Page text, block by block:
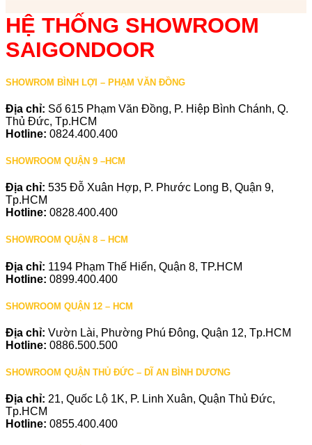
HỆ THỐNG SHOWROOM
SAIGONDOOR
SHOWROM BÌNH LỢI – PHẠM VĂN ĐỒNG
Địa chỉ: Số 615 Phạm Văn Đồng, P. Hiệp Bình Chánh, Q.
Thủ Đức, Tp.HCM
Hotline: 0824.400.400
SHOWROOM QUẬN 9 –HCM
Địa chỉ: 535 Đỗ Xuân Hợp, P. Phước Long B, Quận 9,
Tp.HCM
Hotline: 0828.400.400
SHOWROOM QUẬN 8 – HCM
Địa chỉ: 1194 Phạm Thế Hiển, Quận 8, TP.HCM
Hotline: 0899.400.400
SHOWROOM QUẬN 12 – HCM
Địa chỉ: Vườn Lài, Phường Phú Đông, Quận 12, Tp.HCM
Hotline: 0886.500.500
SHOWROOM QUẬN THỦ ĐỨC – DĨ AN BÌNH DƯƠNG
Địa chỉ: 21, Quốc Lộ 1K, P. Linh Xuân, Quận Thủ Đức,
Tp.HCM
Hotline: 0855.400.400